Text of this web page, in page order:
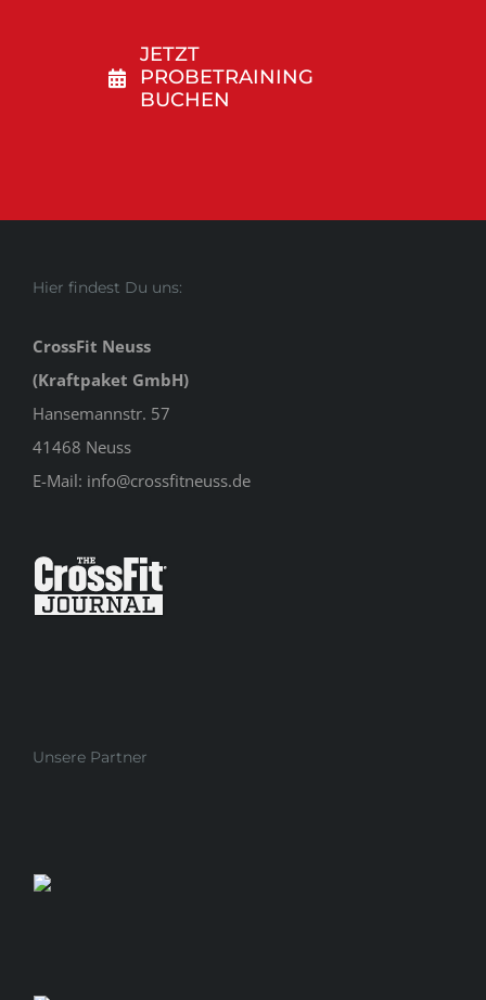
JETZT
PROBETRAINING
BUCHEN
Hier findest Du uns:
CrossFit Neuss
(Kraftpaket GmbH)
Hansemannstr. 57
41468 Neuss
E-Mail: info@crossfitneuss.de
Unsere Partner